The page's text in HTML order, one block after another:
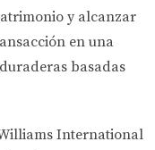
de
completa a los
frontera con una
y alcanzar
en una
basadas
International